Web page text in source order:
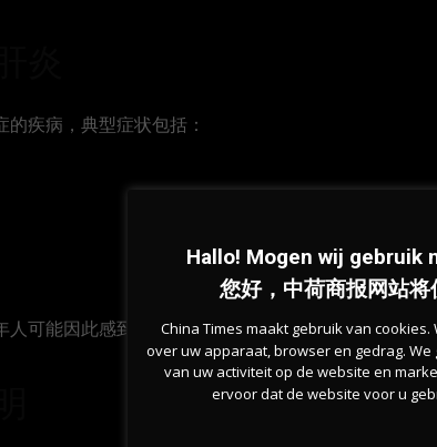
疾病，典型症状包括：
可能因此感到极度疲惫，甚至持续数月。
Hallo! Mogen wij gebruik
您好，中荷商报网站
China Times maakt gebruik van
over uw apparaat, browser en gedrag.
van uw activiteit op de website en
ervoor dat de website voor u